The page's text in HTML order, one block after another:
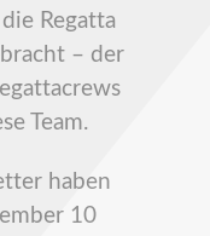
Regatta
– der
Team.
haben
10